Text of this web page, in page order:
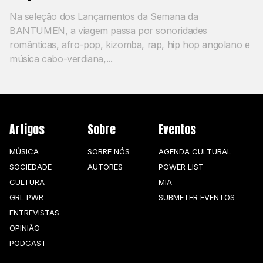
Na seleção dos Lançamentos da Semana da
BANTUMEN, a viagem passa por sonoridades
românticas, afro-pop, kizomba, rap, hip hop angolano e
música cabo-verdiana,...
Artigos
MÚSICA
SOCIEDADE
CULTURA
GRL PWR
ENTREVISTAS
OPINIÃO
PODCAST
Sobre
SOBRE NÓS
AUTORES
Eventos
AGENDA CULTURAL
POWER LIST
MIA
SUBMETER EVENTOS